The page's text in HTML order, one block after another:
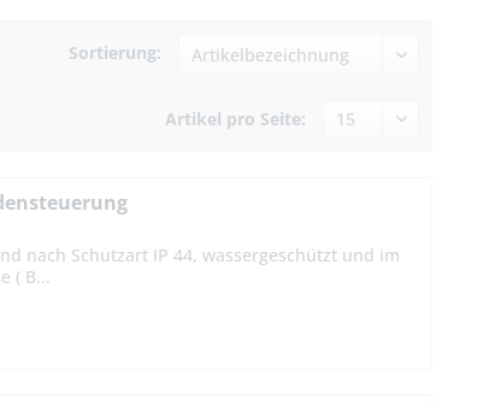
Sortierung:
Artikel pro Seite:
nach Schutzart IP 44, wassergeschützt und im
( B...